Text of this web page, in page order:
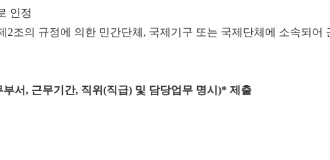
인정
2조의 규정에 의한 민간단체 , 국제기구 또는 국제단체에 소속되어
부서, 근무기간, 직위(직급) 및 담당업무 명시)*제출